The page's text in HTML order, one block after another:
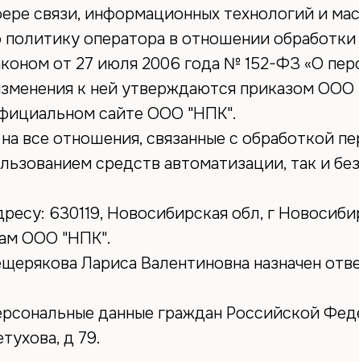
связи, информационных технологий и
оператора в отношении обработки
от 27 июля 2006 года № 152-ФЗ «О
к ней утверждаются приказом
сайте ООО "НПК".
все отношения, связанные с обработкой
средств автоматизации, так и
630119, Новосибирская обл, г
ООО "НПК".
Лариса Валентиновна назначен
данные граждан Российской
д 79.